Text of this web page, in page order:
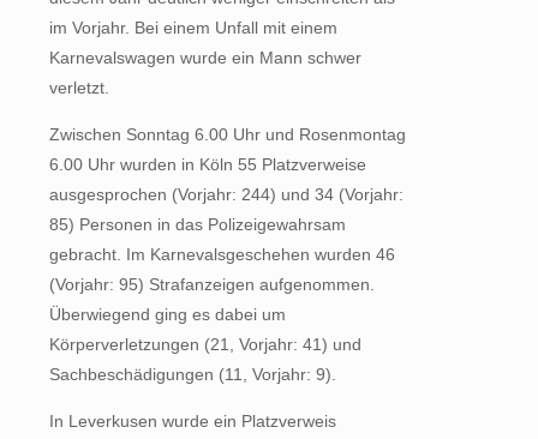
im Vorjahr. Bei einem Unfall mit einem
Karnevalswagen wurde ein Mann schwer
verletzt.
Zwischen Sonntag 6.00 Uhr und Rosenmontag
6.00 Uhr wurden in Köln 55 Platzverweise
ausgesprochen (Vorjahr: 244) und 34 (Vorjahr:
85) Personen in das Polizeigewahrsam
gebracht. Im Karnevalsgeschehen wurden 46
(Vorjahr: 95) Strafanzeigen aufgenommen.
Überwiegend ging es dabei um
Körperverletzungen (21, Vorjahr: 41) und
Sachbeschädigungen (11, Vorjahr: 9).
In Leverkusen wurde ein Platzverweis